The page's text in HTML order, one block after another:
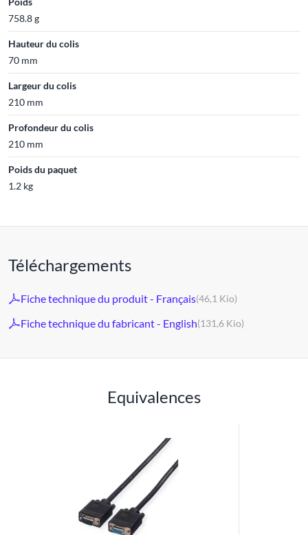
758.8 g
Hauteur du colis
70 mm
Largeur du colis
210 mm
Profondeur du colis
210 mm
Poids du paquet
1.2 kg
Téléchargements
Fiche technique du produit - Français(46,1 Kio)
Fiche technique du fabricant - English(131,6 Kio)
Equivalences